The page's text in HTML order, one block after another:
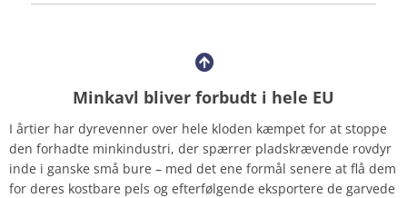
Minkavl bliver forbudt i hele EU
I årtier har dyrevenner over hele kloden kæmpet for at stoppe
den forhadte minkindustri, der spærrer pladskrævende rovdyr
inde i ganske små bure – med det ene formål senere at flå dem
for deres kostbare pels og efterfølgende eksportere de garvede